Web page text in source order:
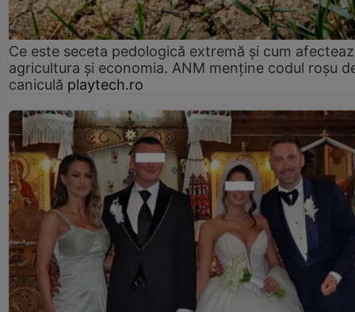
Ce este seceta pedologică extremă și cum
agricultura și economia. ANM menține codul roșu
caniculă playtech.ro